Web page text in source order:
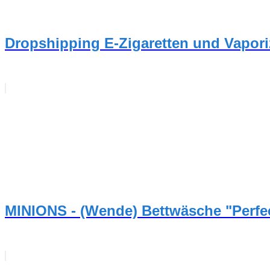
Dropshipping E-Zigaretten und
MINIONS - (Wende) Bettwäsche